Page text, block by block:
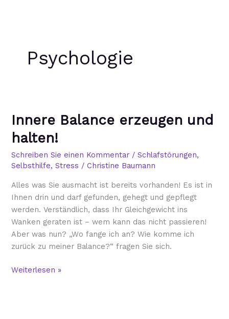
Psychologie
Innere Balance erzeugen und
halten!
Schreiben Sie einen Kommentar /Schlafstörungen,
Selbsthilfe,Stress /Christine Baumann
Alles was Sie ausmacht ist bereits vorhanden! Es ist in
Ihnen drin und darf gefunden, gehegt und gepflegt
werden. Verständlich, dass Ihr Gleichgewicht ins
Wanken geraten ist – wem kann das nicht passieren!
Aber was nun? „Wo fange ich an? Wie komme ich
zurück zu meiner Balance?“ fragen Sie sich.
Balance
erzeugen
und
halten!
Weiterlesen »